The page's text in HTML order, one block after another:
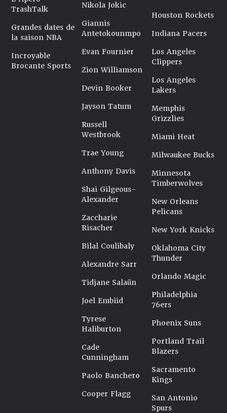
TrashTalk
Grandes dates de
la saison NBA
Incroyable
Brocante Sports
Nikola Jokic
Giannis
Antetokounmpo
Evan Fournier
Zion Williamson
Devin Booker
Jayson Tatum
Russell
Westbrook
Trae Young
Anthony Davis
Shai Gilgeous-
Alexander
Zaccharie
Risacher
Bilal Coulibaly
Alexandre Sarr
Tidjane Salaün
Joel Embiid
Tyrese
Haliburton
Cade
Cunningham
Paolo Banchero
Cooper Flagg
Houston Rockets
Indiana Pacers
Los Angeles
Clippers
Los Angeles
Lakers
Memphis
Grizzlies
Miami Heat
Milwaukee Bucks
Minnesota
Timberwolves
New Orleans
Pelicans
New York Knicks
Oklahoma City
Thunder
Orlando Magic
Philadelphia
76ers
Phoenix Suns
Portland Trail
Blazers
Sacramento
Kings
San Antonio
Spurs